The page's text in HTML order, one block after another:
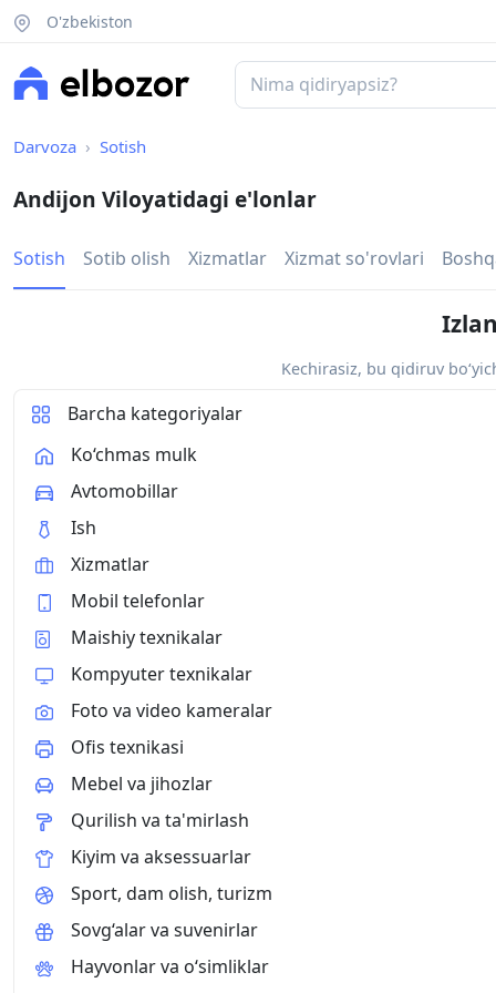
O'zbekiston
Darvoza Sotish
Andijon Viloyatidagi e'lonlar
Sotish Sotib olish Xizmatlar Xizmat so'rovlari
Kechirasiz, bu qidiruv
Barcha kategoriyalar
Ko‘chmas mulk
Avtomobillar
Ish
Xizmatlar
Mobil telefonlar
Maishiy texnikalar
Kompyuter texnikalar
Foto va video kameralar
Ofis texnikasi
Mebel va jihozlar
Qurilish va ta'mirlash
Kiyim va aksessuarlar
Sport, dam olish, turizm
Sovg‘alar va suvenirlar
Hayvonlar va o‘simliklar